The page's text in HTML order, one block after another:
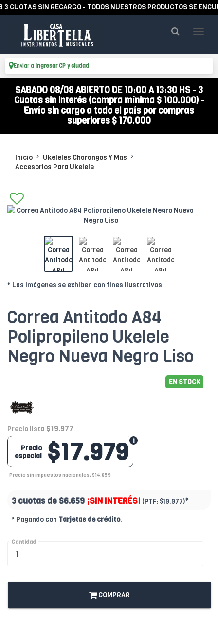
SIN RECARGO - TODOS NUESTROS PRODUCTOS SE
Enviar a Ingresar CP y ciudad
SABADO 08/08 ABIERTO DE 10:00 A 13:30 HS - 3
Cuotas sin interés (compra mínima $ 100.000) -
Envío sin cargo a todo el país por compras
superiores $ 170.000
Inicio
Ukeleles Charangos Y Mas
Accesorios Para Ukelele
* Las imágenes se exhiben con fines ilustrativos.
Correa Antitodo A84
Polipropileno Ukelele
Negro Nueva Negro Liso
EN STOCK
Precio lista $19.977
$17.979
Precio
especial
Precio sin impuestos nacionales: $14.859
3 cuotas de $6.659 ¡SIN INTERÉS! (PTF: $19.977)*
* Pagando con Tarjetas de crédito.
Cantidad
COMPRAR